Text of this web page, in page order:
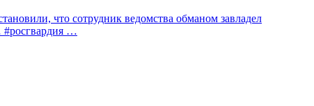
что сотрудник ведомства обманом завладел
#росгвардия …